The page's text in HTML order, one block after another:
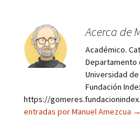
Acerca de
Académico.
Departamento
Universidad
Fundación
https://
entradas por Manuel Amezcua →